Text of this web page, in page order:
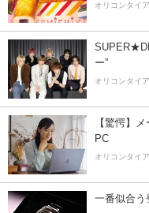
オリコンタイ
ー”
オリコンタイ
【驚愕】
PC
オリコンタイ
一番似合